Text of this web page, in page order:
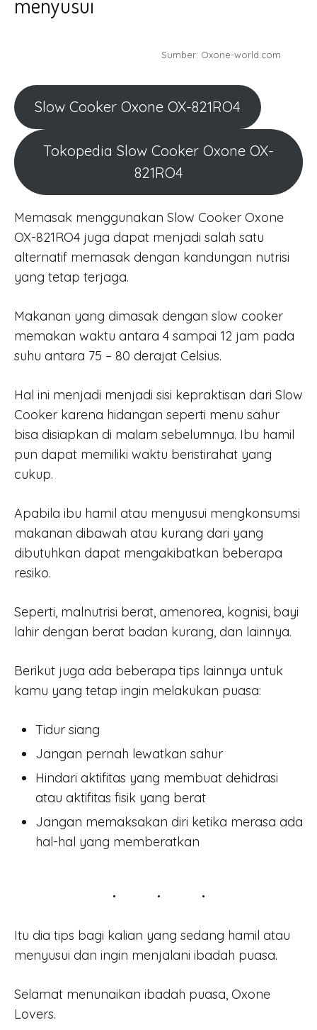
Sumber: Oxone-world.com
Slow Cooker Oxone OX-821RO4
Tokopedia Slow Cooker Oxone OX-
821RO4
Memasak menggunakan Slow Cooker Oxone
OX-821RO4 juga dapat menjadi salah satu
alternatif memasak dengan kandungan nutrisi
yang tetap terjaga.
Makanan yang dimasak dengan slow cooker
memakan waktu antara 4 sampai 12 jam pada
suhu antara 75 – 80 derajat Celsius.
Hal ini menjadi menjadi sisi kepraktisan dari Slow
Cooker karena hidangan seperti menu sahur
bisa disiapkan di malam sebelumnya. Ibu hamil
pun dapat memiliki waktu beristirahat yang
cukup.
Apabila ibu hamil atau menyusui mengkonsumsi
makanan dibawah atau kurang dari yang
dibutuhkan dapat mengakibatkan beberapa
resiko.
Seperti, malnutrisi berat, amenorea, kognisi, bayi
lahir dengan berat badan kurang, dan lainnya.
Berikut juga ada beberapa tips lainnya untuk
kamu yang tetap ingin melakukan puasa:
Tidur siang
Jangan pernah lewatkan sahur
Hindari aktifitas yang membuat dehidrasi
atau aktifitas fisik yang berat
Jangan memaksakan diri ketika merasa ada
hal-hal yang memberatkan
Itu dia tips bagi kalian yang sedang hamil atau
menyusui dan ingin menjalani ibadah puasa.
Selamat menunaikan ibadah puasa, Oxone
Lovers.